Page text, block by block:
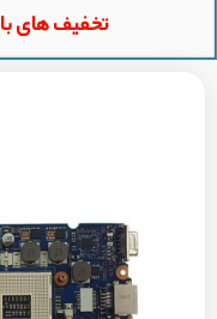
تخفیف های بالای 50 درصد